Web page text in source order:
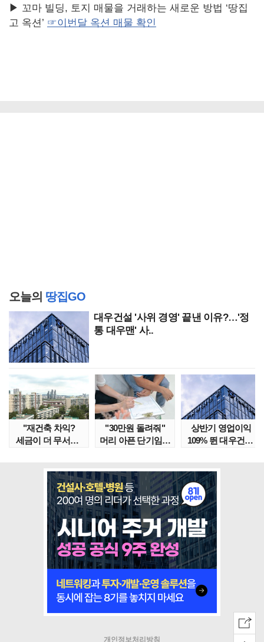
▶ 꼬마 빌딩, 토지 매물을 거래하는 새로운 방법 ‘땅집
고 옥션’ ☞이번달 옥션 매물 확인
오늘의 땅집GO
대우건설 '사위 경영' 끝낸 이유?…'정
통 대우맨' 사..
"재건축 차익?
세금이 더 무서워"
"30만원 돌려줘"
머리 아픈 단기임대
상반기 영업이익
109% 뛴 대우건설,
개인정보처리방침